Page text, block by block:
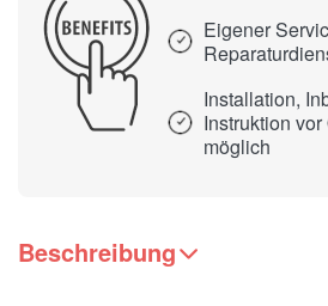
Eigener
Installation,
Instruktion
möglich
Beschreibung